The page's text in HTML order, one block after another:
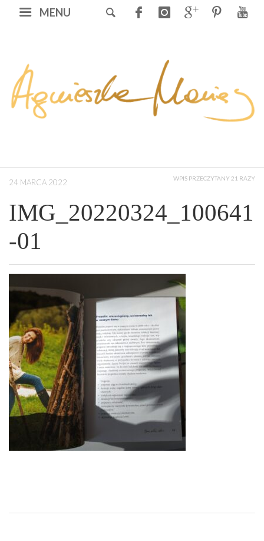
MENU
24 MARCA 2022 WPIS PRZECZYTANY 21 RAZY
IMG_20220324_100641
-01